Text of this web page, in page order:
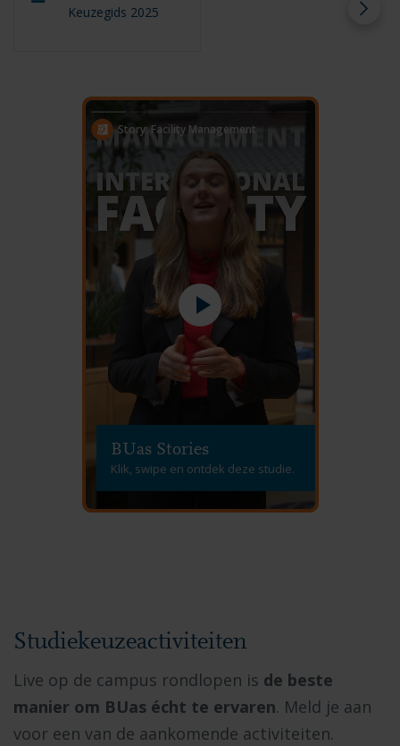
Keuzegids 2025
Story: Facility Management
BUas Stories
Klik, swipe en ontdek deze studie.
Studiekeuzeactiviteiten
Live op de campus rondlopen is de beste
manier om BUas écht te ervaren. Meld je aan
voor een van de aankomende activiteiten.